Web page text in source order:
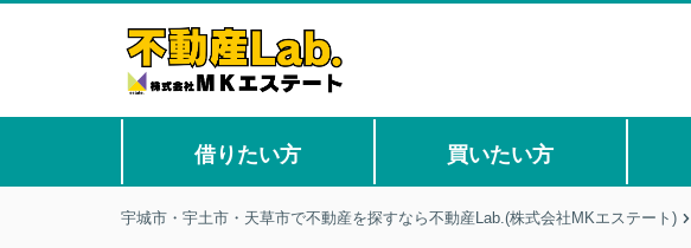
借りたい方 買いたい方
宇城市・宇土市・天草市で不動産を探すなら不動産Lab.(株式会社MKエステート)